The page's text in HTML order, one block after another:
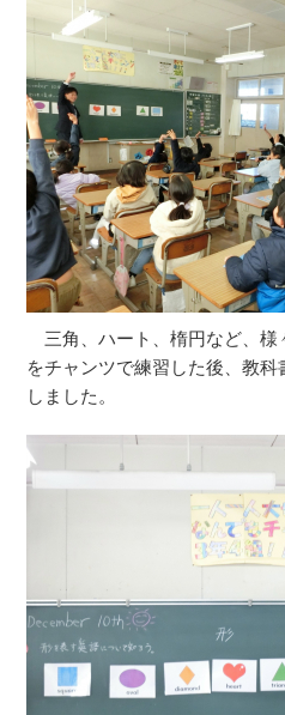
三角、ハート、楕円など、様
をチャンツで練習した後、教科
しました。